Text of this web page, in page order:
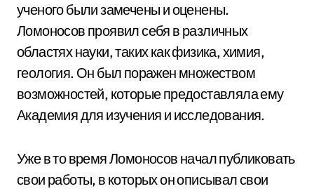
ученого были замечены и оценены.
Ломоносов проявил себя в различных
областях науки, таких как физика, химия,
геология. Он был поражен множеством
возможностей, которые предоставляла ему
Академия для изучения и исследования.
Уже в то время Ломоносов начал публиковать
свои работы, в которых он описывал свои